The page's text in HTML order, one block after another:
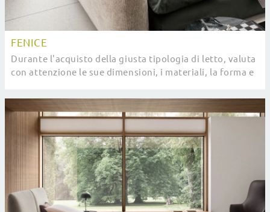
FENICE
Durante l'acquisto della giusta tipologia di letto, valuta
con attenzione le sue dimensioni, i materiali, la forma e